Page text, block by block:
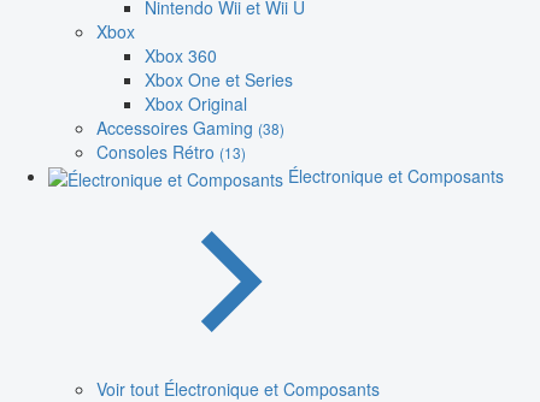
Nintendo Wii et Wii U
Xbox
Xbox 360
Xbox One et Series
Xbox Original
Accessoires Gaming (38)
Consoles Rétro (13)
Électronique et Composants
Voir tout Électronique et Composants